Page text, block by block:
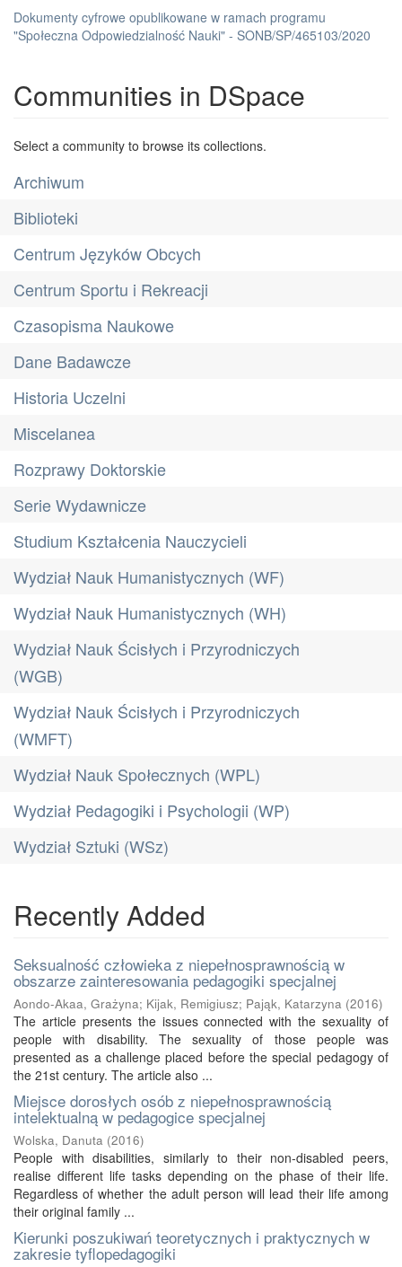
Dokumenty cyfrowe opublikowane w ramach programu
"Społeczna Odpowiedzialność Nauki" - SONB/SP/465103/2020
Communities in DSpace
Select a community to browse its collections.
Archiwum
Biblioteki
Centrum Języków Obcych
Centrum Sportu i Rekreacji
Czasopisma Naukowe
Dane Badawcze
Historia Uczelni
Miscelanea
Rozprawy Doktorskie
Serie Wydawnicze
Studium Kształcenia Nauczycieli
Wydział Nauk Humanistycznych (WF)
Wydział Nauk Humanistycznych (WH)
Wydział Nauk Ścisłych i Przyrodniczych
(WGB)
Wydział Nauk Ścisłych i Przyrodniczych
(WMFT)
Wydział Nauk Społecznych (WPL)
Wydział Pedagogiki i Psychologii (WP)
Wydział Sztuki (WSz)
Recently Added
Seksualność człowieka z niepełnosprawnością w
obszarze zainteresowania pedagogiki specjalnej
Aondo-Akaa, Grażyna; Kijak, Remigiusz; Pająk, Katarzyna (2016)
The article presents the issues connected with the sexuality of
people with disability. The sexuality of those people was
presented as a challenge placed before the special pedagogy of
the 21st century. The article also ...
Miejsce dorosłych osób z niepełnosprawnością
intelektualną w pedagogice specjalnej
Wolska, Danuta (2016)
People with disabilities, similarly to their non-disabled peers,
realise different life tasks depending on the phase of their life.
Regardless of whether the adult person will lead their life among
their original family ...
Kierunki poszukiwań teoretycznych i praktycznych w
zakresie tyflopedagogiki